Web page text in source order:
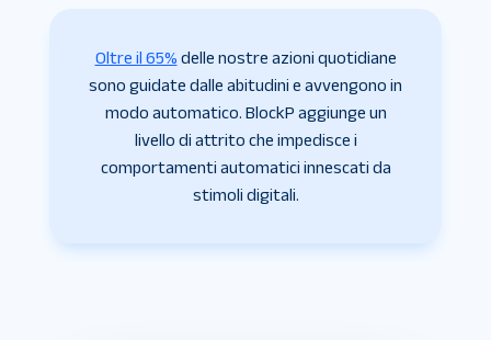
Oltre il 65% delle nostre azioni quotidiane
sono guidate dalle abitudini e avvengono in
modo automatico. BlockP aggiunge un
livello di attrito che impedisce i
comportamenti automatici innescati da
stimoli digitali.